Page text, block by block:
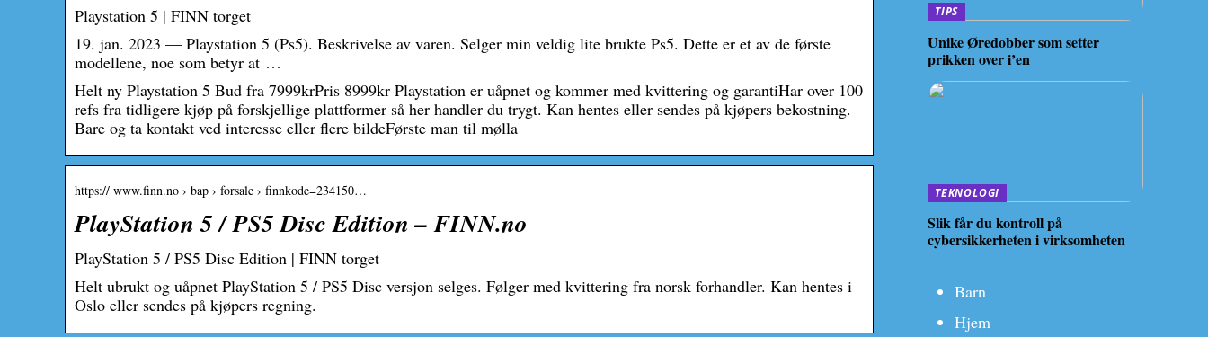
Playstation 5 | FINN torget
19. jan. 2023 — Playstation 5 (Ps5). Beskrivelse av varen. Selger min veldig lite brukte Ps5. Dette er et av de første
modellene, noe som betyr at …
Helt ny Playstation 5 Bud fra 7999krPris 8999kr Playstation er uåpnet og kommer med kvittering og garantiHar over 100
refs fra tidligere kjøp på forskjellige plattformer så her handler du trygt. Kan hentes eller sendes på kjøpers bekostning.
Bare og ta kontakt ved interesse eller flere bildeFørste man til mølla
https:// www.finn.no › bap › forsale › finnkode=234150…
PlayStation 5 / PS5 Disc Edition – FINN.no
PlayStation 5 / PS5 Disc Edition | FINN torget
Helt ubrukt og uåpnet PlayStation 5 / PS5 Disc versjon selges. Følger med kvittering fra norsk forhandler. Kan hentes i
Oslo eller sendes på kjøpers regning.
TIPS
Unike Øredobber som setter
prikken over i’en
TEKNOLOGI
Slik får du kontroll på
cybersikkerheten i virksomheten
Barn
Hjem